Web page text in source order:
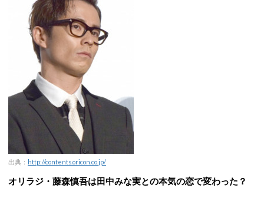
出典： http://contents.oricon.co.jp/
オリラジ・藤森慎吾は田中みな実との本気の恋で変わった？